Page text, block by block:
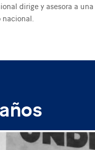
dirige y asesora a
nacional.